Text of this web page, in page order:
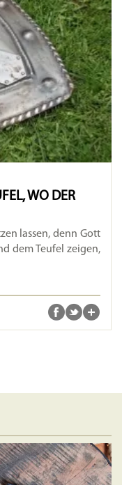
WO DER
lassen, denn Gott
dem Teufel zeigen,